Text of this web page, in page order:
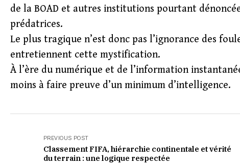
de la BOAD et autres institutions pourtant
prédatrices.
Le plus tragique n’est donc pas l’ignorance des
entretiennent cette mystification.
À l’ère du numérique et de l’information
moins à faire preuve d’un minimum d’intelligence.
PREVIOUS POST
Classement FIFA, hiérarchie continentale et vérité
du terrain : une logique respectée